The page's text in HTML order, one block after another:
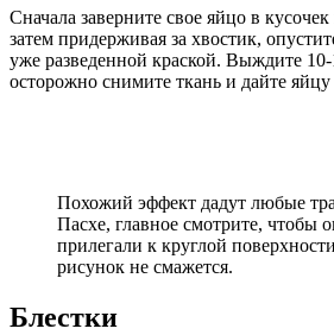
Сначала заверните свое яйцо в
затем придерживая за хвостик,
уже разведенной краской. Выждите
осторожно снимите ткань и дайте
Похожий эффект дадут любые
Пасхе, главное смотрите, чтобы
прилегали к круглой
рисунок не смажется.
Блестки